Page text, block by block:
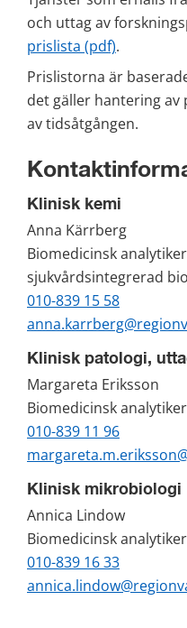
och uttag av
prislista (pdf)pdf, 226 kB.
.
Prislistorna är
det gäller hantering
av tidsåtgången.
Klinisk kemi
Anna Kärrberg
Biomedicinsk
sjukvårdsintegrerad
010-839 15 58
Klinisk patologi,
Margareta Eriksson
Biomedicinsk analytiker
010-839 11 96
Klinisk mikrobiologi
Annica Lindow
Biomedicinsk analytiker
010-839 16 33